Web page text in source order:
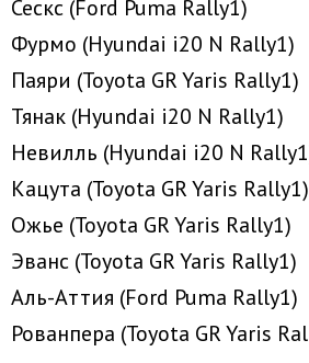
Сескс (Ford Puma Rally1)
Фурмо (Hyundai i20 N Rally1)
Паяри (Toyota GR Yaris Rally1)
Тянак (Hyundai i20 N Rally1)
Невилль (Hyundai i20 N
Кацута (Toyota GR Yaris Rally1)
Ожье (Toyota GR Yaris Rally1)
Эванс (Toyota GR Yaris Rally1)
Аль-Аттия (Ford Puma Rally1)
Рованпера (Toyota GR Yaris